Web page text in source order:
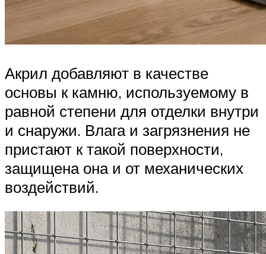
Акрил добавляют в качестве
основы к камню, используемому в
равной степени для отделки внутри
и снаружи. Влага и загрязнения не
пристают к такой поверхности,
защищена она и от механических
воздействий.